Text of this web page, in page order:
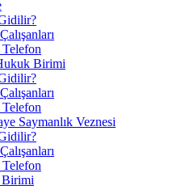
Birimi
Saymanlık Veznesi
Birimi